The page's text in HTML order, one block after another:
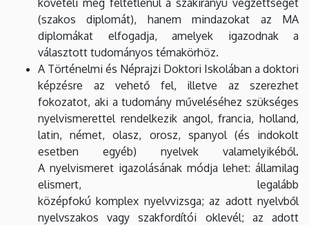
(szakos diplomát), hanem mindazokat az MA
diplomákat elfogadja, amelyek igazodnak a
választott tudományos témakörhöz.
A Történelmi és Néprajzi Doktori Iskolában a doktori
képzésre az vehető fel, illetve az szerezhet
fokozatot, aki a tudomány műveléséhez szükséges
nyelvismerettel rendelkezik angol, francia, holland,
latin, német, olasz, orosz, spanyol (és indokolt
esetben egyéb) nyelvek valamelyikéből.
A nyelvismeret igazolásának módja lehet: államilag
elismert, legalább
középfokú komplex nyelvvizsga; az adott nyelvből
nyelvszakos vagy szakfordítói oklevél; az adott